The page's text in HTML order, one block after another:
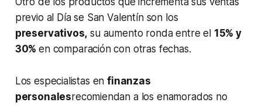
previo al Día se San Valentín son los
preservativos, su aumento ronda entre el 15% y
30%en comparación con otras fechas.
Los especialistas enfinanzas
personalesrecomiendan a los enamorados no